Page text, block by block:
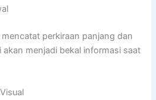
perkiraan panjang dan
akan menjadi bekal informasi saat